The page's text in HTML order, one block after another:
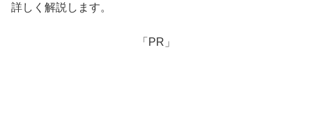
詳しく解説します。
「PR」